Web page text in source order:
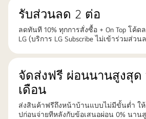
รับส่วนลด 2 ต่อ
ลดทันที 10% ทุกการสั่งซื้อ + On Top โค้ด
LG (บริการ LG Subscribe ไม่เข้าร่วมส่ว
จัดส่งฟรี ผ่อนนานสูงสุด
เดือน
ส่งสินค้าฟรีถึงหน้าบ้านแบบไม่มีขั้นต่ำ ใ
ปก่อนจ่ายทีหลังกับข้อเสนอผ่อน 0% นาน